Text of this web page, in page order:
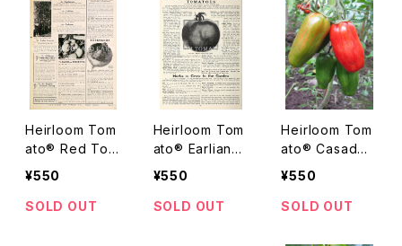
マンズ・ピンク・
サン・マルツァー
ノ
ズ・サンタ・カタ
リナ
Heirloom Tom
ato® Red Top
Catsup エアル
ド・トップ・ケチャ
¥550
SOLD OUT
Heirloom Tom
ato® Earliana
Speciale=Earli
=Earliana Spe
¥550
SOLD OUT
Heirloom Tom
ato® Casad
y's Foll エアル
サディズ・フォー
¥550
SOLD OUT